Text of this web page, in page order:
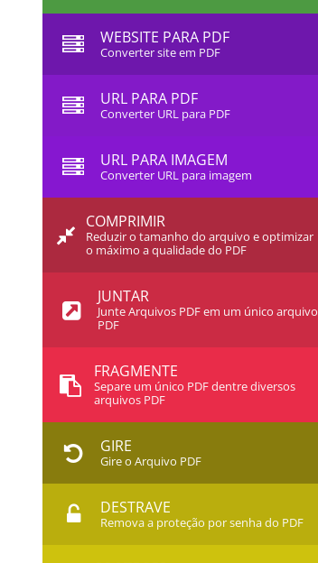
WEBSITE PARA PDF
Converter site em PDF
URL PARA PDF
Converter URL para PDF
URL PARA IMAGEM
Converter URL para imagem
COMPRIMIR
Reduzir o tamanho do arquivo e optimizar
o máximo a qualidade do PDF
JUNTAR
Junte Arquivos PDF em um único arquivo
PDF
FRAGMENTE
Separe um único PDF dentre diversos
arquivos PDF
GIRE
Gire o Arquivo PDF
DESTRAVE
Remova a proteção por senha do PDF